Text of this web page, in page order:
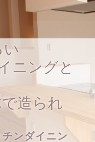
い
ニングと
造られ
ンダイニン